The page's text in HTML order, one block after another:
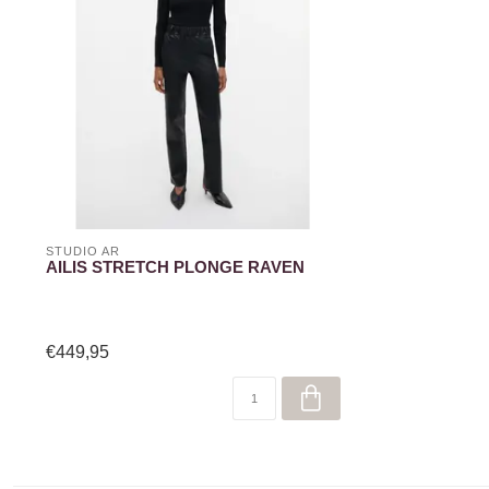
STUDIO AR
AILIS STRETCH PLONGE RAVEN
€449,95